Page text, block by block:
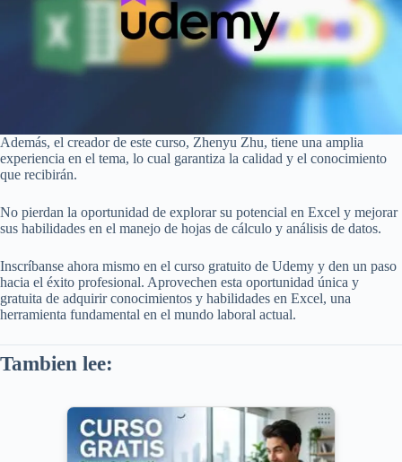
Además, el creador de este curso, Zhenyu Zhu, tiene una amplia
experiencia en el tema, lo cual garantiza la calidad y el conocimiento
que recibirán.
No pierdan la oportunidad de explorar su potencial en Excel y mejorar
sus habilidades en el manejo de hojas de cálculo y análisis de datos.
Inscríbanse ahora mismo en el curso gratuito de Udemy y den un paso
hacia el éxito profesional. Aprovechen esta oportunidad única y
gratuita de adquirir conocimientos y habilidades en Excel, una
herramienta fundamental en el mundo laboral actual.
Tambien lee: